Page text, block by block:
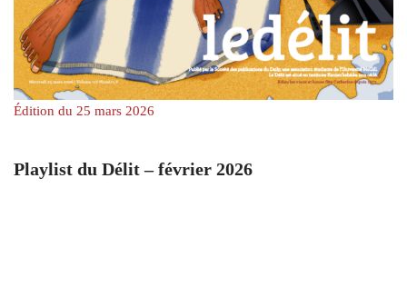
Édition du 25 mars 2026
Playlist du Délit – février 2026